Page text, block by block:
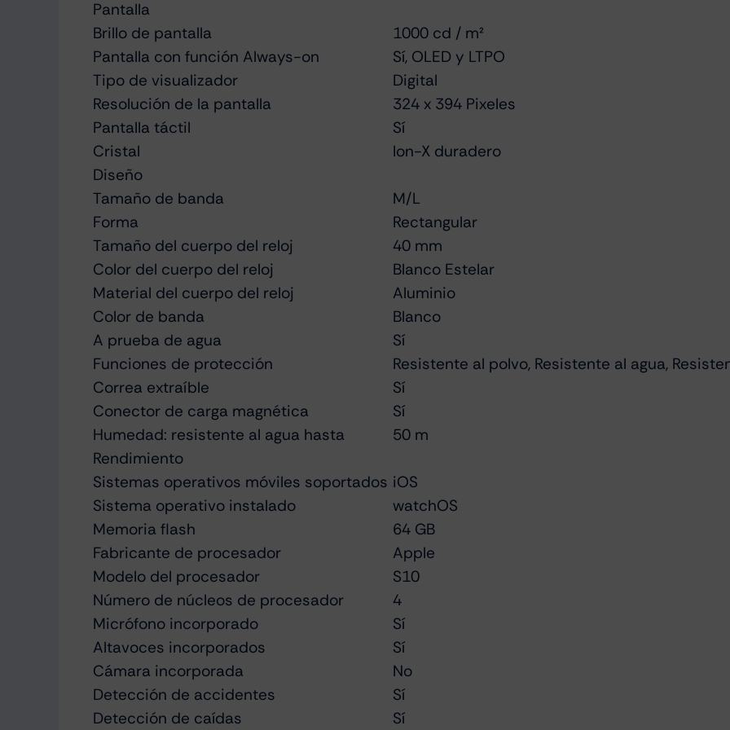
Pantalla
Brillo de pantalla
1000 cd / m²
Pantalla con función Always-on
Sí, OLED y LTPO
Tipo de visualizador
Digital
Resolución de la pantalla
324 x 394 Pixeles
Pantalla táctil
Sí
Cristal
Ion-X duradero
Diseño
Tamaño de banda
M/L
Forma
Rectangular
Tamaño del cuerpo del reloj
40 mm
Color del cuerpo del reloj
Blanco Estelar
Material del cuerpo del reloj
Aluminio
Color de banda
Blanco
A prueba de agua
Sí
Funciones de protección
Resistente al polvo, Resistente al agua,
Correa extraíble
Sí
Conector de carga magnética
Sí
Humedad: resistente al agua hasta
50 m
Rendimiento
Sistemas operativos móviles soportados iOS
Sistema operativo instalado
watchOS
Memoria flash
64 GB
Fabricante de procesador
Apple
Modelo del procesador
S10
Número de núcleos de procesador
4
Micrófono incorporado
Sí
Altavoces incorporados
Sí
Cámara incorporada
No
Detección de accidentes
Sí
Detección de caídas
Sí